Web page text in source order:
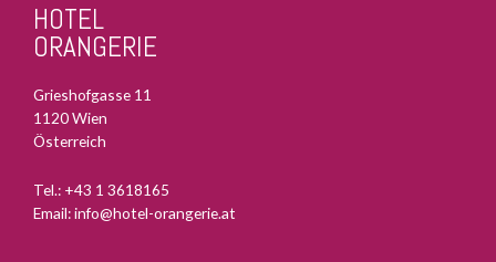
HOTEL
ORANGERIE
Grieshofgasse 11
1120 Wien
Österreich
Tel.: +43 1 3618165
Email:info@hotel-orangerie.at